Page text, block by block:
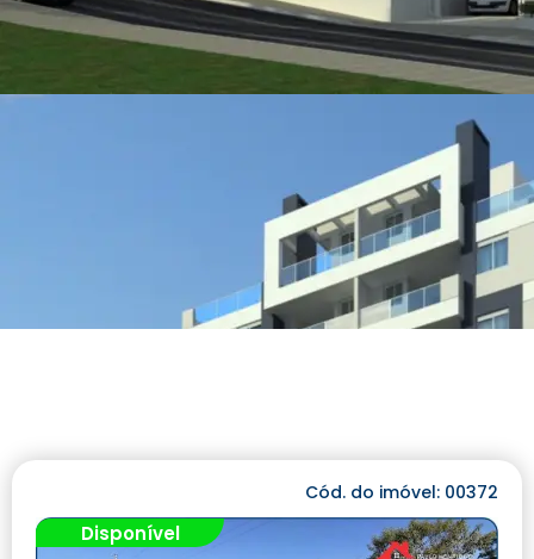
Cód. do imóvel: 00372
Disponível